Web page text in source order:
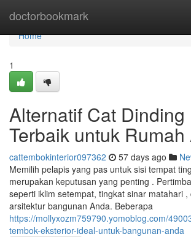
doctorbookmark
Home
Home
1
Alternatif Cat
Terbaik untuk Rumah
cattembokinterior097362 57 days ago
Memilih pelapis yang pas untuk sisi tempat
merupakan keputusan yang penting .
seperti iklim setempat, tingkat sinar matahari ,
arsitektur bangunan Anda. Beberapa
https://mollyxozm759790.yomoblog.com/
tembok-eksterior-ideal-untuk-bangunan-anda